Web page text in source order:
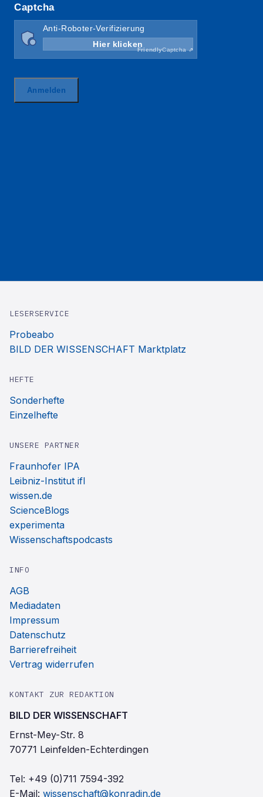
LESERSERVICE
Probeabo
BILD DER WISSENSCHAFT Marktplatz
HEFTE
Sonderhefte
Einzelhefte
UNSERE PARTNER
Fraunhofer IPA
Leibniz-Institut ifl
wissen.de
ScienceBlogs
experimenta
Wissenschaftspodcasts
INFO
AGB
Mediadaten
Impressum
Datenschutz
Barrierefreiheit
Vertrag widerrufen
KONTAKT ZUR REDAKTION
BILD DER WISSENSCHAFT
Ernst-Mey-Str. 8
70771 Leinfelden-Echterdingen
Tel: +49 (0)711 7594-392
E-Mail: wissenschaft@konradin.de